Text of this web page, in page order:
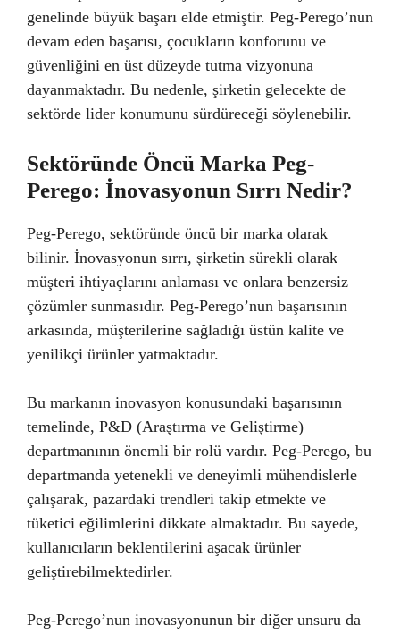
genelinde büyük başarı elde etmiştir. Peg-Perego’nun
devam eden başarısı, çocukların konforunu ve
güvenliğini en üst düzeyde tutma vizyonuna
dayanmaktadır. Bu nedenle, şirketin gelecekte de
sektörde lider konumunu sürdüreceği söylenebilir.
Sektöründe Öncü Marka Peg-
Perego: İnovasyonun Sırrı Nedir?
Peg-Perego, sektöründe öncü bir marka olarak
bilinir. İnovasyonun sırrı, şirketin sürekli olarak
müşteri ihtiyaçlarını anlaması ve onlara benzersiz
çözümler sunmasıdır. Peg-Perego’nun başarısının
arkasında, müşterilerine sağladığı üstün kalite ve
yenilikçi ürünler yatmaktadır.
Bu markanın inovasyon konusundaki başarısının
temelinde, P&D (Araştırma ve Geliştirme)
departmanının önemli bir rolü vardır. Peg-Perego, bu
departmanda yetenekli ve deneyimli mühendislerle
çalışarak, pazardaki trendleri takip etmekte ve
tüketici eğilimlerini dikkate almaktadır. Bu sayede,
kullanıcıların beklentilerini aşacak ürünler
geliştirebilmektedirler.
Peg-Perego’nun inovasyonunun bir diğer unsuru da